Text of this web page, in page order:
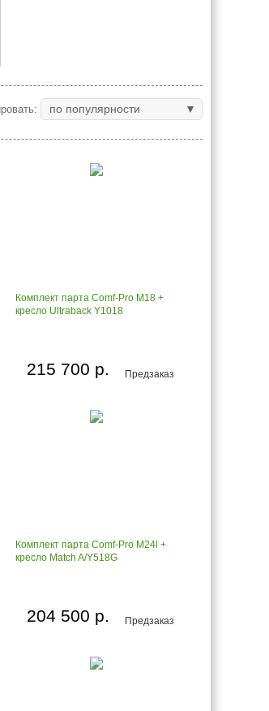
по популярности
Комплект парта Comf-Pro M18 +
кресло Ultraback Y1018
Предзаказ
215 700 р.
Комплект парта Comf-Pro M24l +
кресло Match A/Y518G
Предзаказ
204 500 р.